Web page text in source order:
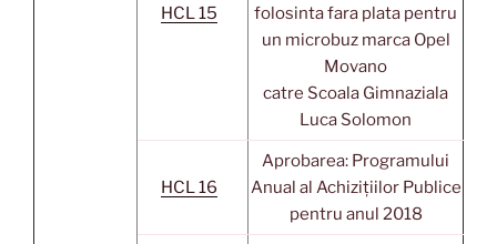
HCL 15
folosinta fara plata pentru
un microbuz marca Opel
Movano
catre Scoala Gimnaziala
Luca Solomon
HCL 16
Aprobarea: Programului
Anual al Achizițiilor Publice
pentru anul 2018